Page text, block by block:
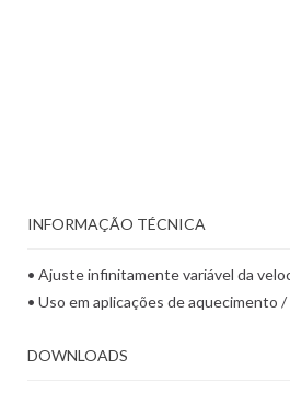
INFORMAÇÃO TÉCNICA
• Ajuste infinitamente variável da
• Uso em aplicações de aquecimento
DOWNLOADS